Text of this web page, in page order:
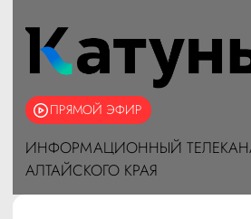
ПРЯМОЙ ЭФИР
ИНФОРМАЦИОННЫЙ
АЛТАЙСКОГО КРАЯ